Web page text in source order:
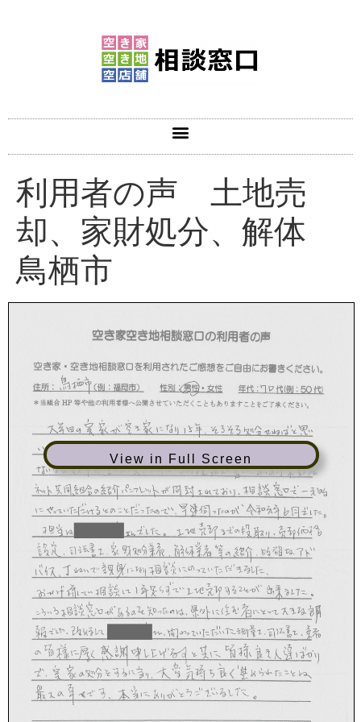
利用者の声 土地売
却、家財処分、解体
鳥栖市
View in Full Screen